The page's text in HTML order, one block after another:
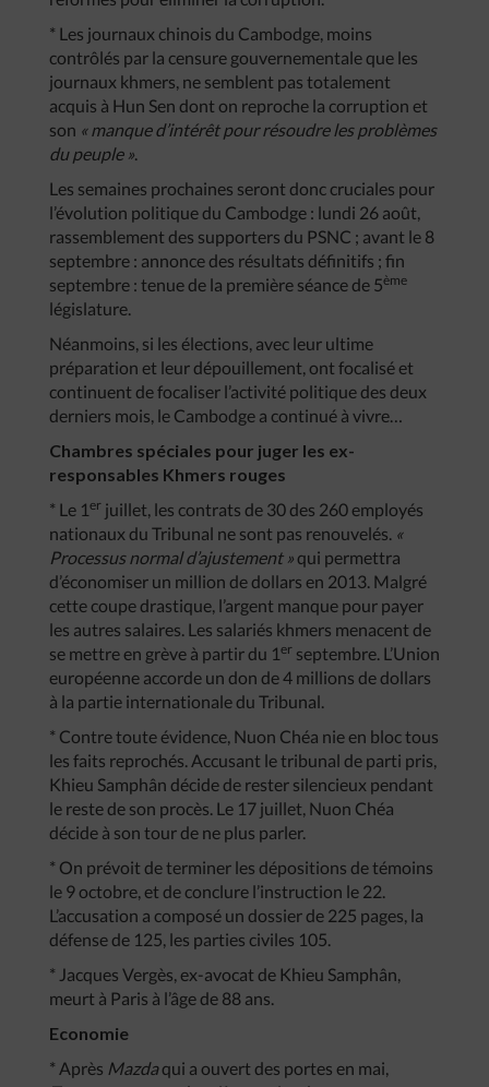
* Les journaux chinois du Cambodge, moins
contrôlés par la censure gouvernementale que les
journaux khmers, ne semblent pas totalement
acquis à Hun Sen dont on reproche la corruption et
son « manque d’intérêt pour résoudre les problèmes
du peuple ».
Les semaines prochaines seront donc cruciales pour
l’évolution politique du Cambodge : lundi 26 août,
rassemblement des supporters du PSNC ; avant le 8
septembre : annonce des résultats définitifs ; fin
septembre : tenue de la première séance de 5ème
législature.
Néanmoins, si les élections, avec leur ultime
préparation et leur dépouillement, ont focalisé et
continuent de focaliser l’activité politique des deux
derniers mois, le Cambodge a continué à vivre…
Chambres spéciales pour juger les ex-
responsables Khmers rouges
* Le 1 er juillet, les contrats de 30 des 260 employés
nationaux du Tribunal ne sont pas renouvelés. «
Processus normal d’ajustement » qui permettra
d’économiser un million de dollars en 2013. Malgré
cette coupe drastique, l’argent manque pour payer
les autres salaires. Les salariés khmers menacent de
se mettre en grève à partir du 1 er septembre. L’Union
européenne accorde un don de 4 millions de dollars
à la partie internationale du Tribunal.
* Contre toute évidence, Nuon Chéa nie en bloc tous
les faits reprochés. Accusant le tribunal de parti pris,
Khieu Samphân décide de rester silencieux pendant
le reste de son procès. Le 17 juillet, Nuon Chéa
décide à son tour de ne plus parler.
* On prévoit de terminer les dépositions de témoins
le 9 octobre, et de conclure l’instruction le 22.
L’accusation a composé un dossier de 225 pages, la
défense de 125, les parties civiles 105.
* Jacques Vergès, ex-avocat de Khieu Samphân,
meurt à Paris à l’âge de 88 ans.
Economie
* Après Mazdaqui a ouvert des portes en mai,